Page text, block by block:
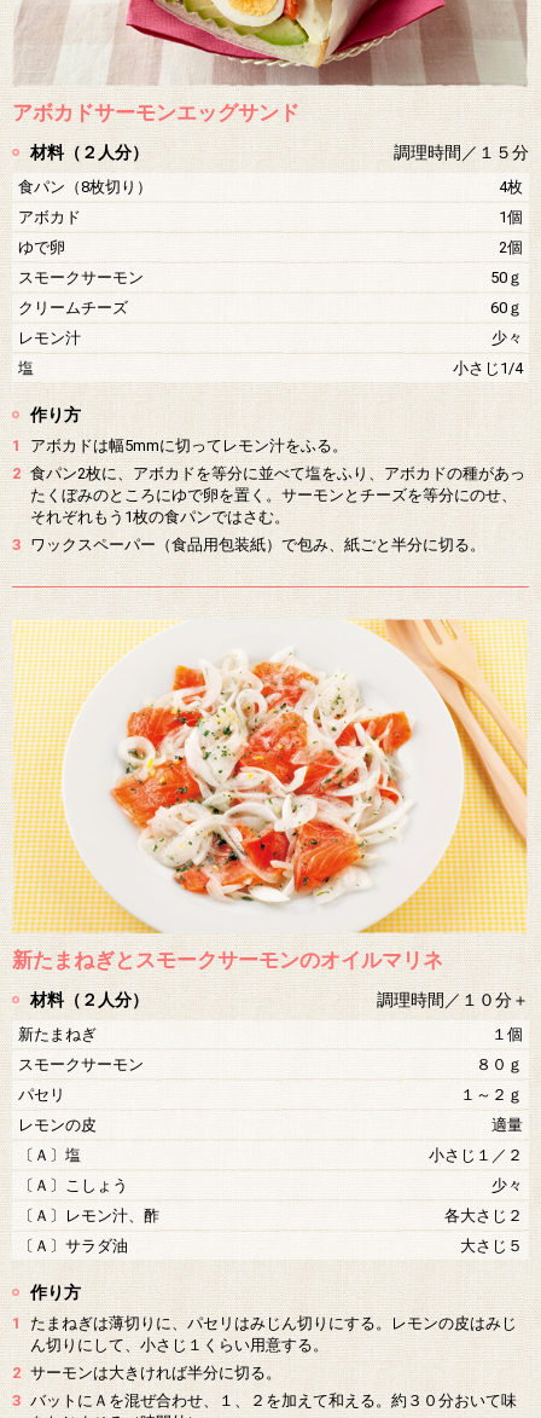
アボカドサーモンエッグサンド
材料（２人分） 調理時間／１５分
食パン（8枚切り）
4枚
アボカド
1個
ゆで卵
2個
スモークサーモン
50ｇ
クリームチーズ
60ｇ
レモン汁
少々
塩
小さじ1/4
作り方
1 アボカドは幅5mmに切ってレモン汁をふる。
2 食パン2枚に、アボカドを等分に並べて塩をふり、アボカドの種があっ
たくぼみのところにゆで卵を置く。サーモンとチーズを等分にのせ、
それぞれもう1枚の食パンではさむ。
3 ワックスペーパー（食品用包装紙）で包み、紙ごと半分に切る。
新たまねぎとスモークサーモンのオイルマリネ
材料（２人分） 調理時間／１０分＋
新たまねぎ
１個
スモークサーモン
８０ｇ
パセリ
１～２ｇ
レモンの皮
適量
〔Ａ〕塩
小さじ１／２
〔Ａ〕こしょう
少々
〔Ａ〕レモン汁、酢
各大さじ２
〔Ａ〕サラダ油
大さじ５
作り方
1 たまねぎは薄切りに、パセリはみじん切りにする。レモンの皮はみじ
ん切りにして、小さじ１くらい用意する。
2 サーモンは大きければ半分に切る。
3 バットにＡを混ぜ合わせ、１、２を加えて和える。約３０分おいて味